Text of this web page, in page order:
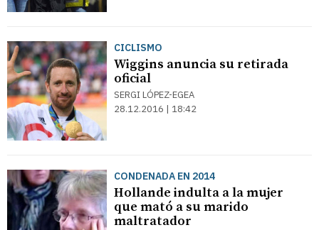
CICLISMO
Wiggins anuncia su retirada
oficial
SERGI LÓPEZ-EGEA
28.12.2016 | 18:42
CONDENADA EN 2014
Hollande indulta a la mujer
que mató a su marido
maltratador